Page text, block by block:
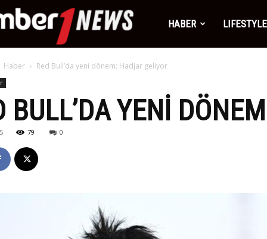
Number1
News
HABER LIFESTYLE
Haber Red Bull’da yeni dönem: Hadjar geliyor
BULL’DA YENI
79 0